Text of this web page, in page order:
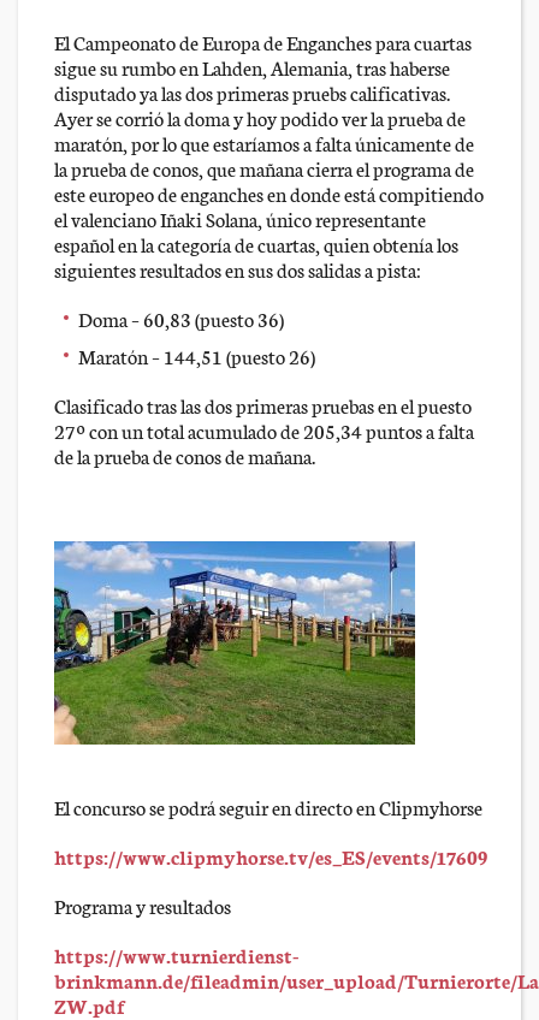
El Campeonato de Europa de Enganches para cuartas
sigue su rumbo en Lahden, Alemania, tras haberse
disputado ya las dos primeras pruebs calificativas.
Ayer se corrió la doma y hoy podido ver la prueba de
maratón, por lo que estaríamos a falta únicamente de
la prueba de conos, que mañana cierra el programa de
este europeo de enganches en donde está compitiendo
el valenciano Iñaki Solana, único representante
español en la categoría de cuartas, quien obtenía los
siguientes resultados en sus dos salidas a pista:
Doma – 60,83 (puesto 36)
Maratón – 144,51 (puesto 26)
Clasificado tras las dos primeras pruebas en el puesto
27º con un total acumulado de 205,34 puntos a falta
de la prueba de conos de mañana.
El concurso se podrá seguir en directo en Clipmyhorse
https://www.clipmyhorse.tv/es_ES/events/17609
Programa y resultados
https://www.turnierdienst-
brinkmann.de/fileadmin/user_upload/Turnierorte/
ZW.pdf